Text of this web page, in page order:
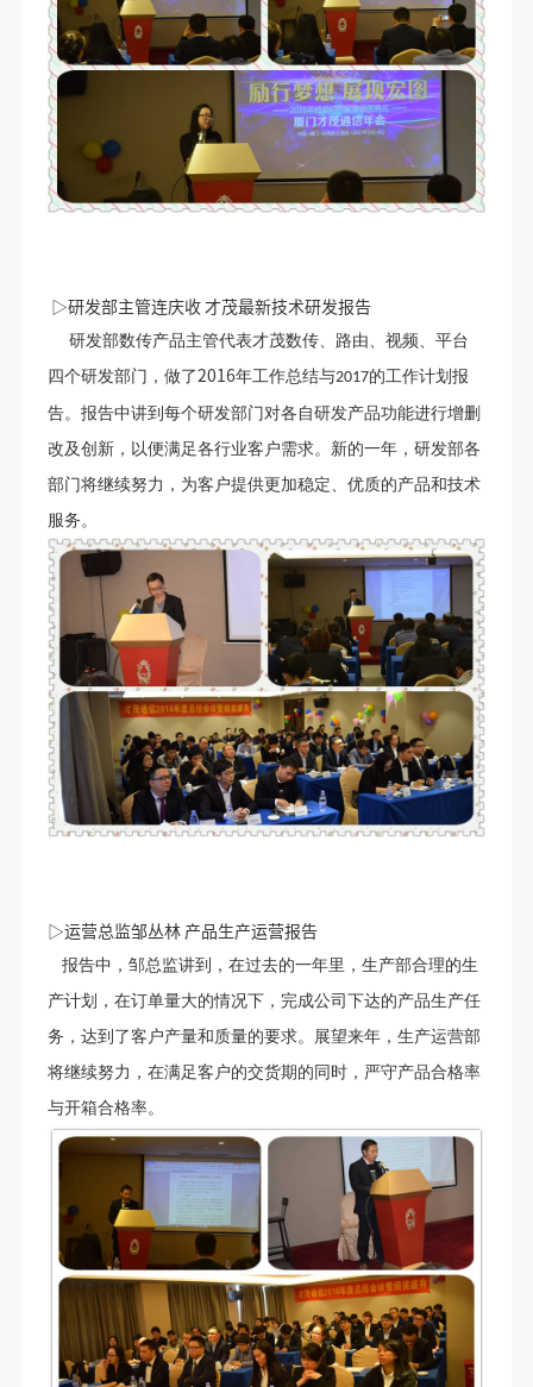
▷研发部主管连庆收 才茂最新技术研发报告
研发部数传产品主管代表才茂数传、路由、视频、平台
四个研发部门，做了2016年工作总结与2017的工作计划报
告。报告中讲到每个研发部门对各自研发产品功能进行增删
改及创新，以便满足各行业客户需求。新的一年，研发部各
部门将继续努力，为客户提供更加稳定、优质的产品和技术
服务。
▷运营总监邹丛林 产品生产运营报告
报告中，邹总监讲到，在过去的一年里，生产部合理的生
产计划，在订单量大的情况下，完成公司下达的产品生产任
务，达到了客户产量和质量的要求。展望来年，生产运营部
将继续努力，在满足客户的交货期的同时，严守产品合格率
与开箱合格率。